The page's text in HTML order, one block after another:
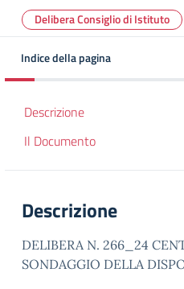
Delibera Consiglio di Istituto
Indice della pagina
Descrizione
Il Documento
Descrizione
DELIBERA N. 266_24
SONDAGGIO DELLA